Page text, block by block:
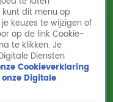
Alle zenders
en Jordy
dit menu op
keuzes te wijzigen of
op de link Cookie-
te klikken. Je
Diensten
Cookieverklaring
Digitale